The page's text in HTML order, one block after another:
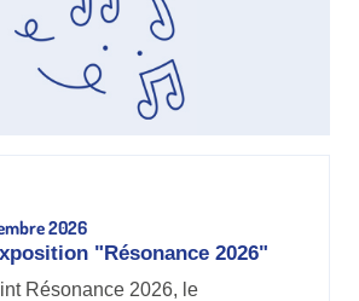
2026
"Résonance 2026"
Résonance 2026, le